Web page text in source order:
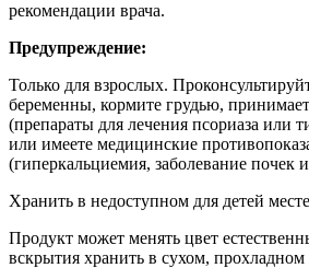
рекомендации врача.
Предупреждение:
Только для взрослых.
беременны, кормите грудью,
(препараты для лечения псориаза или
или имеете медицинские
(гиперкальциемия, заболевание почек
Хранить в недоступном для детей
Продукт может менять цвет
вскрытия хранить в сухом, прохладном